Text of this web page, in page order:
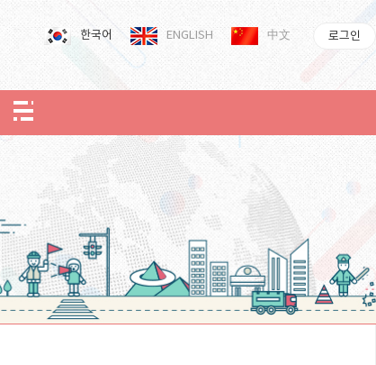
한국어 ENGLISH 中文 로그인